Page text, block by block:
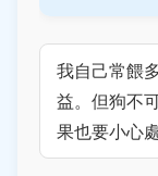
我自己常餵
益。但狗不
果也要小心